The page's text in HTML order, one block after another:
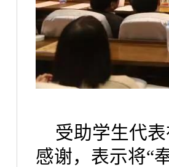
受助学生代
感谢，表示将“